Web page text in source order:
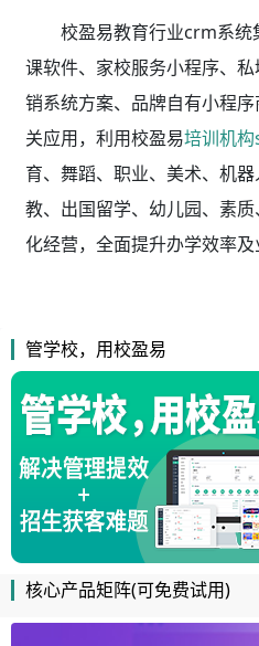
校盈易教育行业crm系统
课软件、家校服务小程序、
销系统方案、品牌自有小程
关应用，利用校盈易培训机
育、舞蹈、职业、美术、机
教、出国留学、幼儿园、素
化经营，全面提升办学效率及
管学校，用校盈易
核心产品矩阵(可免费试用)